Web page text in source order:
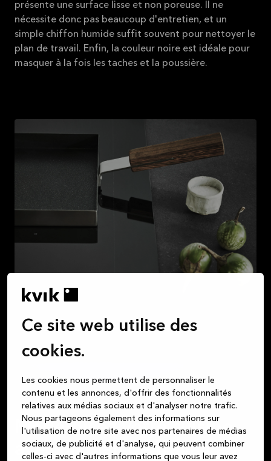
Ce site web utilise des
cookies.
Les cookies nous permettent de personnaliser le
contenu et les annonces, d'offrir des fonctionnalités
relatives aux médias sociaux et d'analyser notre trafic.
Nous partageons également des informations sur
l'utilisation de notre site avec nos partenaires de médias
sociaux, de publicité et d'analyse, qui peuvent combiner
celles-ci avec d'autres informations que vous leur avez
présente une surface lisse et non poreuse. Il ne
nécessite donc pas beaucoup d'entretien, et un
simple chiffon humide suffit souvent pour nettoyer le
plan de travail. Enfin, la couleur noire est idéale pour
masquer à la fois les taches et la poussière.
Modernisez votre cuisine
avec un plan de travail en